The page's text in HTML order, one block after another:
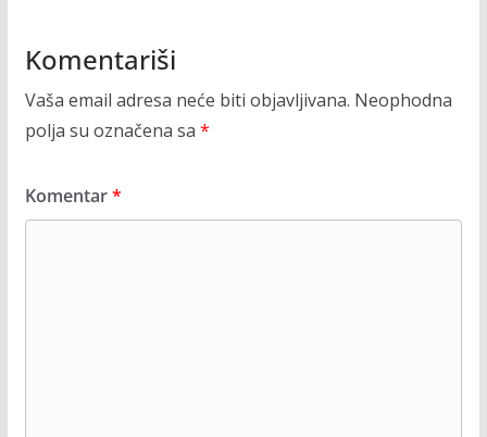
Komentariši
Vaša email adresa neće biti objavljivana. Neophodna
polja su označena sa *
Komentar*